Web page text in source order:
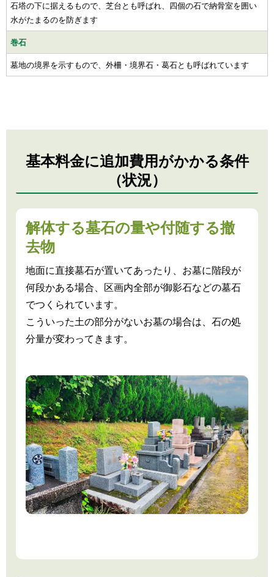
石塔の下に据えるもので、芝台とも呼ばれ、四個の石で納骨室を囲い
水がたまるのを防ぎます
巻石
墓地の境界を示すもので、外柵・境界石・葛石とも呼ばれています
基本料金に追加費用がかかる条件
（状況）
解体する墓石の量や付随する撤
去物
地面に直接墓石が置いてあったり、お墓に階段が
何段かある場合、区画内全部が御影石などの墓石
でつくられています。
こういった土の部分がないお墓の場合は、石の処
分量が変わってきます。